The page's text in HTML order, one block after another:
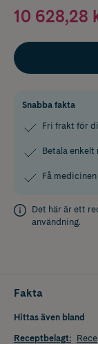
10 628,28
Snabba fakta
Fri frakt för
Betala enkelt
Få
Det här är ett
användning.
Fakta
Hittas även bland
Receptbelagt: